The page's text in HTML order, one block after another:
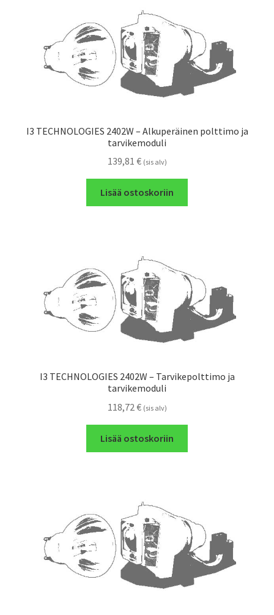
I3 TECHNOLOGIES 2402W – Alkuperäinen polttimo ja
tarvikemoduli
139,81 € (sis alv)
Lisää ostoskoriin
I3 TECHNOLOGIES 2402W – Tarvikepolttimo ja
tarvikemoduli
118,72 € (sis alv)
Lisää ostoskoriin